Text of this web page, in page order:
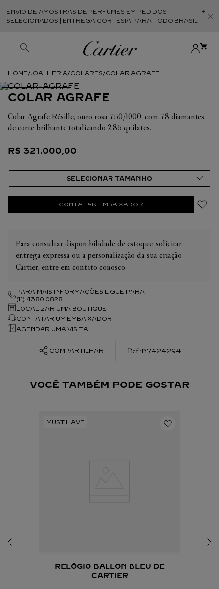
ENVIO DE AMOSTRAS DE PERFUMES EM PEDIDOS
SELECIONADOS | ENTREGA CORTESIA PARA TODO BRASIL
JOALHERIA COLARES COLAR AGRAFE
COLAR AGRAFE
Colar Agrafe Résille, ouro rosa 750/1000, com 78 diamantes
de corte brilhante totalizando 2,85 quilates.
R$ 321.000,00
CONTATAR EMBAIXADOR
Para consultar disponibilidade de estoque, solicitar
entrega expressa ou a personalização da sua criação
Cartier, entre em contato conosco.
PARA MAIS INFORMAÇÕES LIGUE PARA
(11) 4380 0828
LOCALIZAR UMA BOUTIQUE
CONTATAR UM EMBAIXADOR
AGENDAR UMA VISITA
COMPARTILHAR :N7424294
VOCÊ TAMBÉM PODE GOSTAR
RELÓGIO BALLON BLEU DE
CARTIER